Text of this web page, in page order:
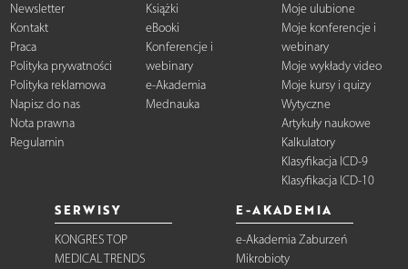
Newsletter
Kontakt
Praca
Polityka prywatności
Polityka reklamowa
Napisz do nas
Nota prawna
Regulamin
Książki
eBooki
Konferencje i
webinary
e-Akademia
Mednauka
Moje ulubione
Moje konferencje i
webinary
Moje wykłady video
Moje kursy i quizy
Wytyczne
Artykuły naukowe
Kalkulatory
Klasyfikacja ICD-9
Klasyfikacja ICD-10
SERWISY
KONGRES TOP
MEDICAL TRENDS
E-AKADEMIA
e-Akademia Zaburzeń
Mikrobioty